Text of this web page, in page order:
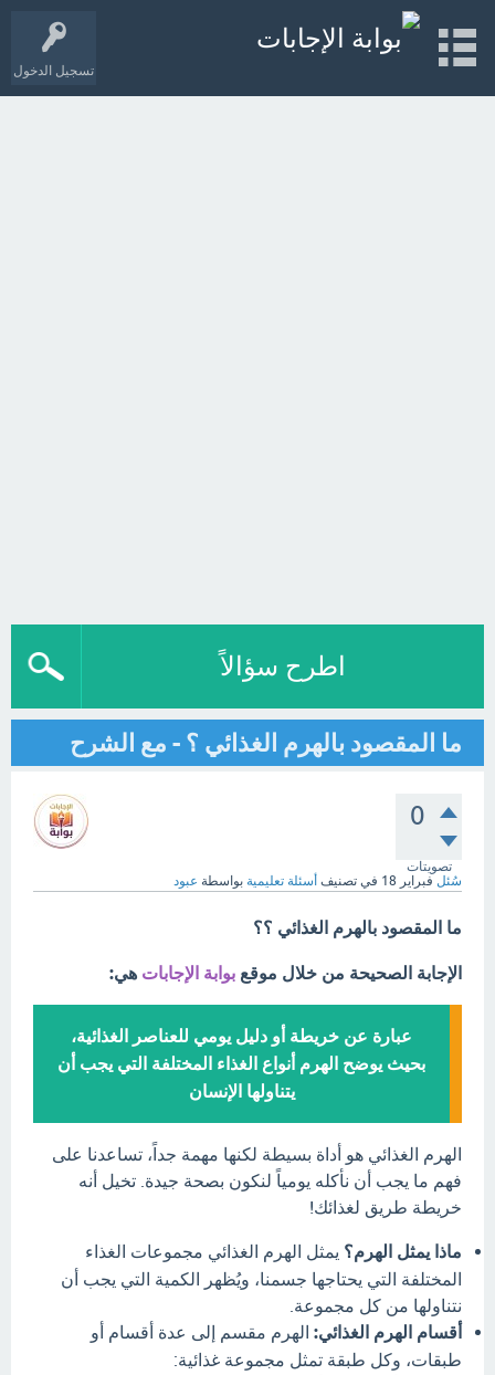
تسجيل الدخول
اطرح سؤالاً
ما المقصود بالهرم الغذائي ؟ - مع الشرح
0
تصويتات
سُئل فبراير 18 في تصنيف أسئلة تعليمية بواسطة عبود
ما المقصود بالهرم الغذائي ؟؟
الإجابة الصحيحة من خلال موقع بوابة الإجابات هي:
عبارة عن خريطة أو دليل يومي للعناصر الغذائية،
بحيث يوضح الهرم أنواع الغذاء المختلفة التي يجب أن
يتناولها الإنسان
الهرم الغذائي هو أداة بسيطة لكنها مهمة جداً، تساعدنا على
فهم ما يجب أن نأكله يومياً لنكون بصحة جيدة. تخيل أنه
خريطة طريق لغذائك!
ماذا يمثل الهرم؟ يمثل الهرم الغذائي مجموعات الغذاء
المختلفة التي يحتاجها جسمنا، ويُظهر الكمية التي يجب أن
نتناولها من كل مجموعة.
أقسام الهرم الغذائي: الهرم مقسم إلى عدة أقسام أو
طبقات، وكل طبقة تمثل مجموعة غذائية: